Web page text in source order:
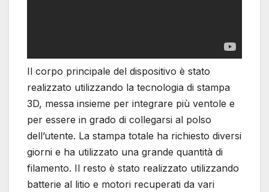
Il corpo principale del dispositivo è stato
realizzato utilizzando la tecnologia di stampa
3D, messa insieme per integrare più ventole e
per essere in grado di collegarsi al polso
dell’utente. La stampa totale ha richiesto diversi
giorni e ha utilizzato una grande quantità di
filamento. Il resto è stato realizzato utilizzando
batterie al litio e motori recuperati da vari